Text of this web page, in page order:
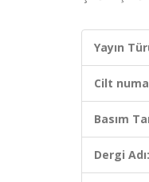
Yayın
Cilt
Basım
Dergi Adı: